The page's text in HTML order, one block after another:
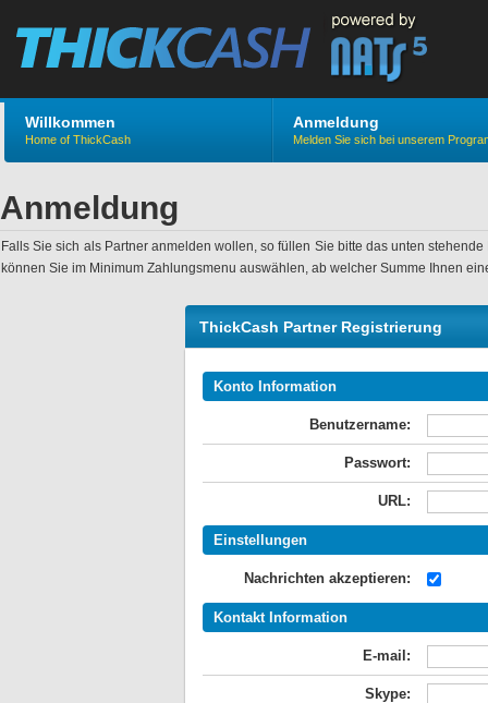
Willkommen
Home of ThickCash
Anmeldung
Melden Sie sich bei unserem
Anmeldung
Falls Sie sich als Partner anmelden wollen, so füllen Sie bitte das unten
können Sie im Minimum Zahlungsmenu auswählen, ab welcher Summe Ihnen
ThickCash Partner Registrierung
Konto Information
Benutzername:
Passwort:
URL:
Einstellungen
Nachrichten akzeptieren:
Kontakt Information
E-mail:
Skype: